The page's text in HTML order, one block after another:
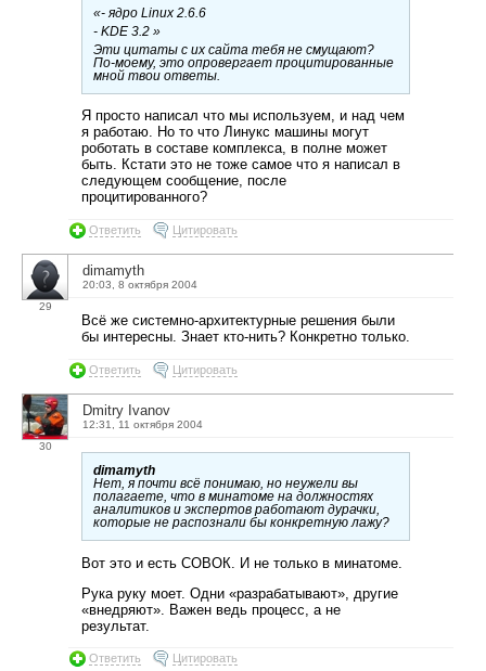
«- ядро Linux 2.6.6
- KDE 3.2 »
Эти цитаты с их сайта тебя не смущают?
По-моему, это опровергает процитированные
мной твои ответы.
Я просто написал что мы используем, и над чем
я работаю. Но то что Линукс машины могут
роботать в составе комплекса, в полне может
быть. Кстати это не тоже самое что я написал в
следующем сообщение, после
процитированного?
Ответить Цитировать
29
dimamyth
20:03, 8 октября 2004
Всё же системно-архитектурные решения были
бы интересны. Знает кто-нить? Конкретно только.
Ответить Цитировать
30
Dmitry Ivanov
12:31, 11 октября 2004
dimamyth
Нет, я почти всё понимаю, но неужели вы
полагаете, что в минатоме на должностях
аналитиков и экспертов работают дурачки,
которые не распознали бы конкретную лажу?
Вот это и есть СОВОК. И не только в минатоме.
Рука руку моет. Одни «разрабатывают», другие
«внедряют». Важен ведь процесс, а не
результат.
Ответить Цитировать